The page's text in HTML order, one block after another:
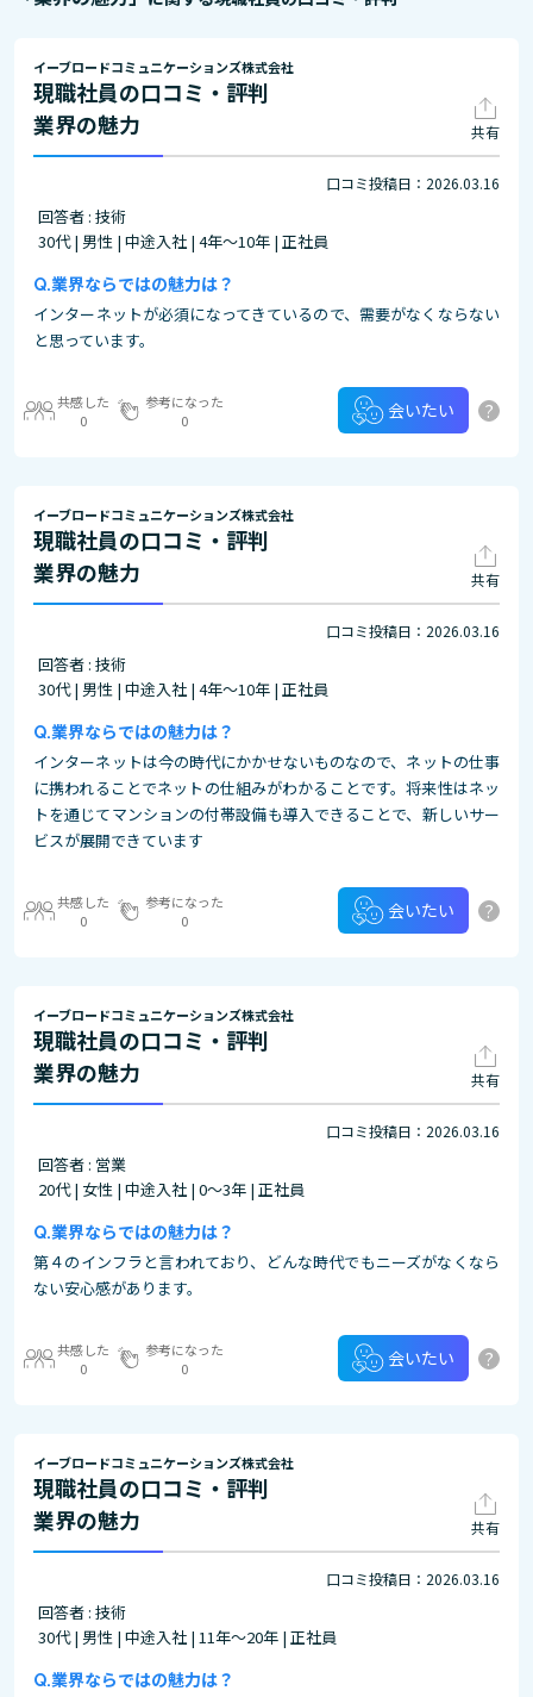
イーブロードコミュニケーションズ株式会社
現職社員の口コミ・評判
業界の魅力
共有
口コミ投稿日：2026.03.16
回答者 : 技術
30代 | 男性 | 中途入社 | 4年～10年 | 正社員
業界ならではの魅力は？
インターネットが必須になってきているので、需要がなくならない
と思っています。
共感した
0
参考になった
0
会いたい ?
イーブロードコミュニケーションズ株式会社
現職社員の口コミ・評判
業界の魅力
共有
口コミ投稿日：2026.03.16
回答者 : 技術
30代 | 男性 | 中途入社 | 4年～10年 | 正社員
業界ならではの魅力は？
インターネットは今の時代にかかせないものなので、ネットの仕事
に携われることでネットの仕組みがわかることです。将来性はネッ
トを通じてマンションの付帯設備も導入できることで、新しいサー
ビスが展開できています
共感した
0
参考になった
0
会いたい ?
イーブロードコミュニケーションズ株式会社
現職社員の口コミ・評判
業界の魅力
共有
口コミ投稿日：2026.03.16
回答者 : 営業
20代 | 女性 | 中途入社 | 0～3年 | 正社員
業界ならではの魅力は？
第４のインフラと言われており、どんな時代でもニーズがなくなら
ない安心感があります。
共感した
0
参考になった
0
会いたい ?
イーブロードコミュニケーションズ株式会社
現職社員の口コミ・評判
業界の魅力
共有
口コミ投稿日：2026.03.16
回答者 : 技術
30代 | 男性 | 中途入社 | 11年～20年 | 正社員
業界ならではの魅力は？